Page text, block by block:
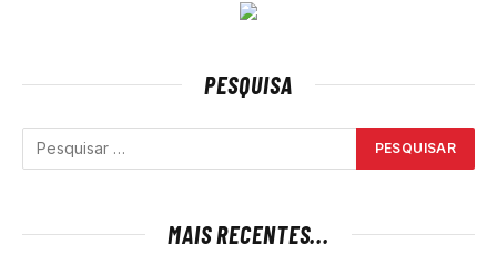
PESQUISA
MAIS RECENTES...